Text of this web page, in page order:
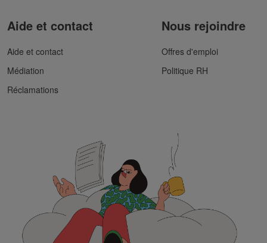
Aide et contact
Aide et contact
Médiation
Réclamations
Nous rejoindre
Offres d'emploi
Politique RH